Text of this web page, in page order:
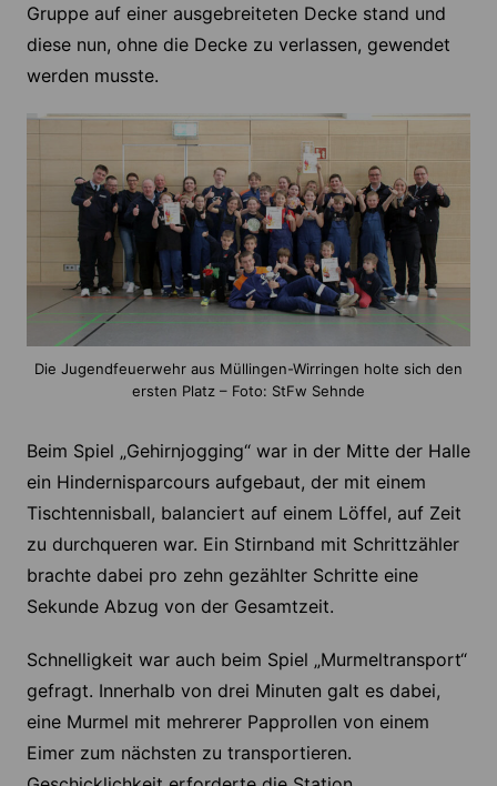
Gruppe auf einer ausgebreiteten Decke stand und
diese nun, ohne die Decke zu verlassen, gewendet
werden musste.
Die Jugendfeuerwehr aus Müllingen-Wirringen holte sich den
ersten Platz – Foto: StFw Sehnde
Beim Spiel „Gehirnjogging“ war in der Mitte der Halle
ein Hindernisparcours aufgebaut, der mit einem
Tischtennisball, balanciert auf einem Löffel, auf Zeit
zu durchqueren war. Ein Stirnband mit Schrittzähler
brachte dabei pro zehn gezählter Schritte eine
Sekunde Abzug von der Gesamtzeit.
Schnelligkeit war auch beim Spiel „Murmeltransport“
gefragt. Innerhalb von drei Minuten galt es dabei,
eine Murmel mit mehrerer Papprollen von einem
Eimer zum nächsten zu transportieren.